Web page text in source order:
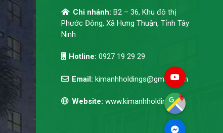
Chi nhánh:B2 – 36, Khu đô thị
Phước Đông, Xã Hưng Thuận, Tỉnh Tây
Ninh
Hotline:0927 19 29 29
Email:kimanhholdings@gmail.com
Website:www.kimanhholdings.vn